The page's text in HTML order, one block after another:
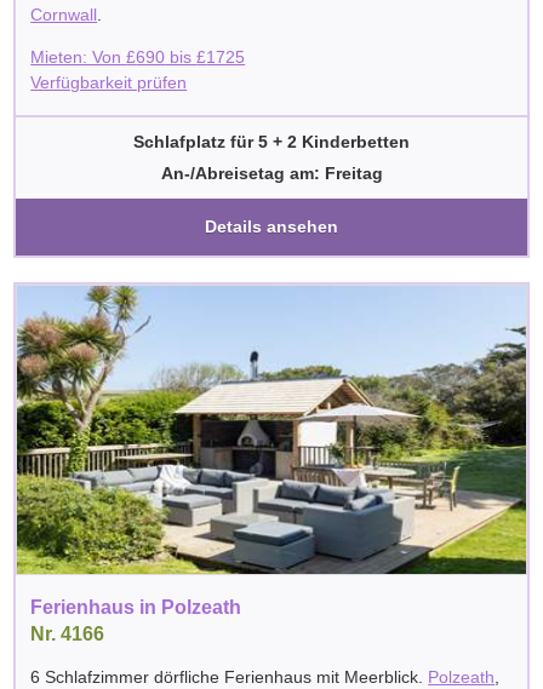
Cornwall
Mieten: Von£690 bis£1725
Verfügbarkeit prüfen
Schlafplatz für 5 + 2 Kinderbetten
An-/Abreisetag am: Freitag
Details ansehen
Ferienhaus in Polzeath
Nr. 4166
6 Schlafzimmer dörfliche Ferienhaus mit Meerblick. Polzeath,